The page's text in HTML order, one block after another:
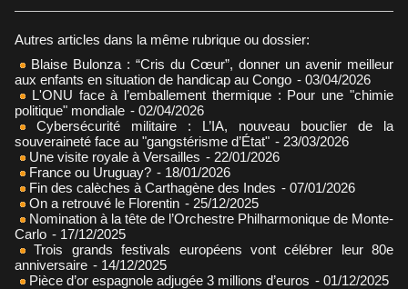
Autres articles dans la même rubrique ou dossier:
Blaise Bulonza : “Cris du Cœur”, donner un avenir meilleur
aux enfants en situation de handicap au Congo - 03/04/2026
L'ONU face à l’emballement thermique : Pour une "chimie
politique" mondiale - 02/04/2026
Cybersécurité militaire : L’IA, nouveau bouclier de la
souveraineté face au "gangstérisme d’État" - 23/03/2026
Une visite royale à Versailles - 22/01/2026
France ou Uruguay? - 18/01/2026
Fin des calèches à Carthagène des Indes - 07/01/2026
On a retrouvé le Florentin - 25/12/2025
Nomination à la tête de l’Orchestre Philharmonique de Monte-
Carlo - 17/12/2025
Trois grands festivals européens vont célébrer leur 80e
anniversaire - 14/12/2025
Pièce d’or espagnole adjugée 3 millions d’euros - 01/12/2025